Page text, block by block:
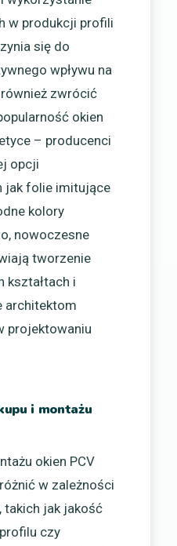
w produkcji profili
się do
wpływu na
zwrócić
okien
– producenci
opcji
jak folie imitujące
kolory
nowoczesne
tworzenie
kształtach i
architektom
projektowaniu
i montażu
okien PCV
w zależności
takich jak jakość
czy